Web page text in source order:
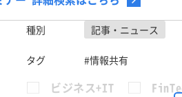
種別 記事・ニュース
タグ
#情報共有
ビジネス+IT